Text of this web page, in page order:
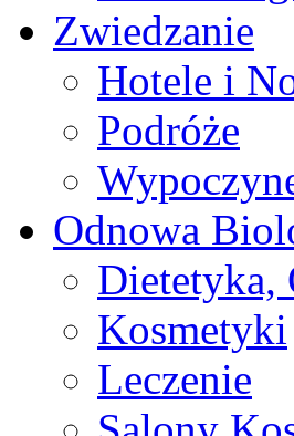
Zwiedzanie
Hotele i
Podróże
Odnowa
Dietetyka,
Kosmetyki
Leczenie